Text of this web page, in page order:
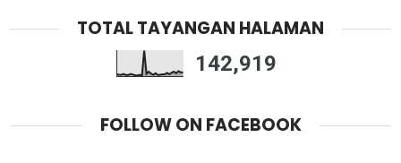
TOTAL TAYANGAN HALAMAN
142,919
FOLLOW ON FACEBOOK